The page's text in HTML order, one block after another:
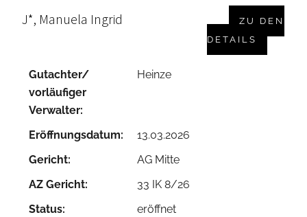
J*, Manuela Ingrid
ZU DEN
DETAILS
Gutachter/
vorläufiger
Verwalter:
Heinze
Eröffnungsdatum:
13.03.2026
Gericht:
AG Mitte
AZ Gericht:
33 IK 8/26
Status:
eröffnet